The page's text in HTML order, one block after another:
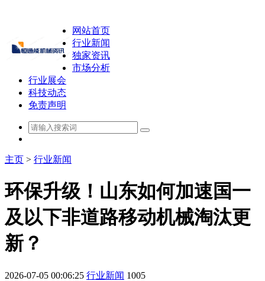
网站首页
行业新闻
独家资讯
市场分析
行业展会
科技动态
免责声明
主页 > 行业新闻
环保升级！山东如何加速国一
及以下非道路移动机械淘汰更
新？
2026-07-05 00:06:25 行业新闻 1005